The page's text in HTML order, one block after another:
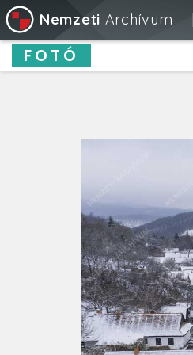
Nemzeti Archívum
FOTÓ